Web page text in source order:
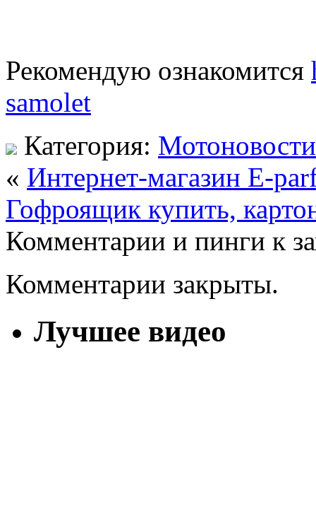
Рекомендую ознакомится
samolet
Категория: Мотоновости
« Интернет-магазин E-
Гофроящик купить,
Комментарии и пинги к
Комментарии закрыты.
Лучшее видео